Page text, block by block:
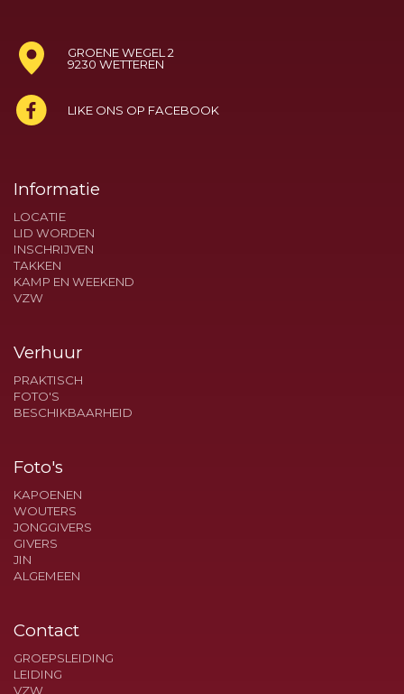
GROENE WEGEL 2
9230 WETTEREN
LIKE ONS OP FACEBOOK
Informatie
LOCATIE
LID WORDEN
INSCHRIJVEN
TAKKEN
KAMP EN WEEKEND
VZW
Verhuur
PRAKTISCH
FOTO'S
BESCHIKBAARHEID
Foto's
KAPOENEN
WOUTERS
JONGGIVERS
GIVERS
JIN
ALGEMEEN
Contact
GROEPSLEIDING
LEIDING
VZW